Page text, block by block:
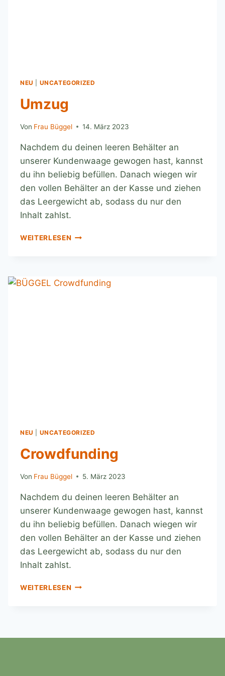
NEU UNCATEGORIZED
Umzug
Von Frau Büggel 14. März 2023
Nachdem du deinen leeren Behälter an
unserer Kundenwaage gewogen hast, kannst
du ihn beliebig befüllen. Danach wiegen wir
den vollen Behälter an der Kasse und ziehen
das Leergewicht ab, sodass du nur den
Inhalt zahlst.
WEITERLESEN
NEU UNCATEGORIZED
Crowdfunding
Von Frau Büggel 5. März 2023
Nachdem du deinen leeren Behälter an
unserer Kundenwaage gewogen hast, kannst
du ihn beliebig befüllen. Danach wiegen wir
den vollen Behälter an der Kasse und ziehen
das Leergewicht ab, sodass du nur den
Inhalt zahlst.
WEITERLESEN